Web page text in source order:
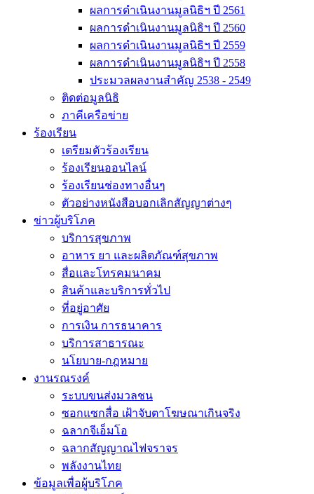
ผลการดำเนินงานมูลนิธิฯ ปี 2561
ผลการดำเนินงานมูลนิธิฯ ปี 2560
ผลการดำเนินงานมูลนิธิฯ ปี 2559
ผลการดำเนินงานมูลนิธิฯ ปี 2558
ประมวลผลงานสำคัญ 2538 - 2549
ติดต่อมูลนิธิ
ภาคีเครือข่าย
ร้องเรียน
เตรียมตัวร้องเรียน
ร้องเรียนออนไลน์
ร้องเรียนช่องทางอื่นๆ
ตัวอย่างหนังสือบอกเลิกสัญญาต่างๆ
ข่าวผู้บริโภค
บริการสุขภาพ
อาหาร ยา และผลิตภัณฑ์สุขภาพ
สื่อและโทรคมนาคม
สินค้าและบริการทั่วไป
ที่อยู่อาศัย
การเงิน การธนาคาร
บริการสาธารณะ
นโยบาย-กฎหมาย
งานรณรงค์
ระบบขนส่งมวลชน
ซอกแซกสื่อ เฝ้าจับตาโฆษณาเกินจริง
ฉลากจีเอ็มโอ
ฉลากสัญญาณไฟจราจร
พลังงานไทย
ข้อมูลเพื่อผู้บริโภค